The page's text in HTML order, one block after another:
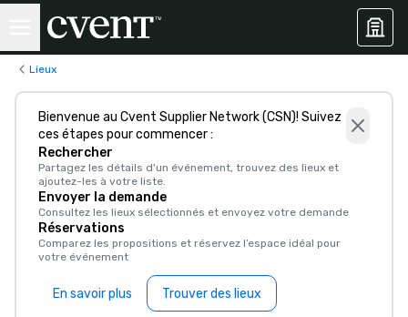
Lieux
Bienvenue au Cvent Supplier Network (CSN)! Suivez
ces étapes pour commencer :
Rechercher
Partagez les détails d'un événement, trouvez des lieux et
ajoutez-les à votre liste.
Envoyer la demande
Consultez les lieux sélectionnés et envoyez votre demande
Réservations
Comparez les propositions et réservez l’espace idéal pour
votre événement
En savoir plus Trouver des lieux